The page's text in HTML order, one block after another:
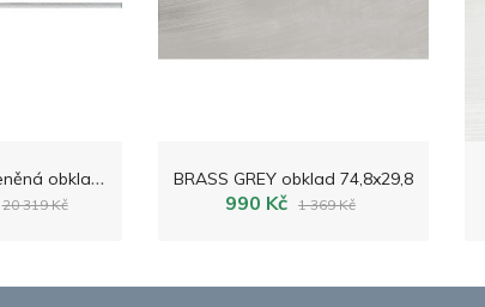
B
RASS GREY skleněná obkladová lišta 74,8x1,5
20 319 Kč
BRASS GREY obklad 74,8x29,8
990 Kč 1 369 Kč